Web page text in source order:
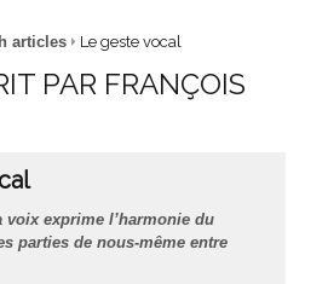
articles Le geste vocal
PAR FRANÇOIS
voix exprime l’harmonie du
parties de nous-même entre